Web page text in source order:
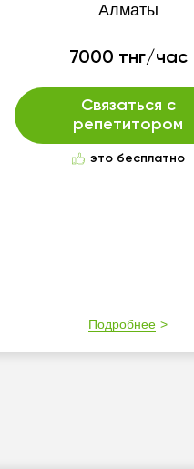
Алматы
7000 тнг/час
Связаться с
репетитором
это бесплатно
Подробнее